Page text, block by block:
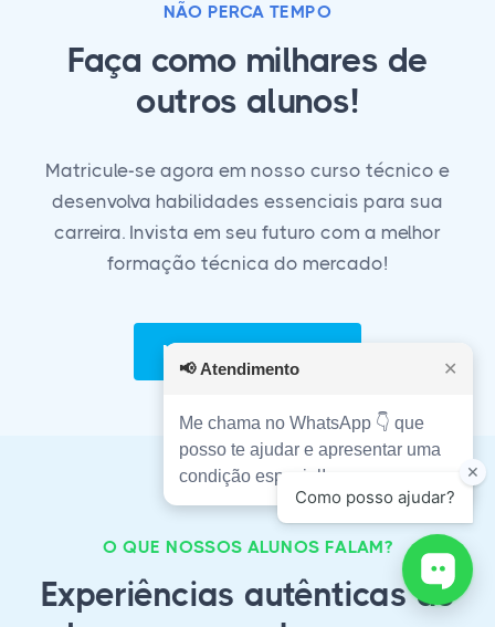
NÃO PERCA TEMPO
Faça como milhares de
outros alunos!
Matricule-se agora em nosso curso técnico e
desenvolva habilidades essenciais para sua
carreira. Invista em seu futuro com a melhor
formação técnica do mercado!
Matricule-se Agora!
O QUE NOSSOS ALUNOS FALAM?
Experiências autênticas de
📢 Atendimento ✕
Me chama no WhatsApp 👇 que
posso te ajudar e apresentar uma
condição especial!